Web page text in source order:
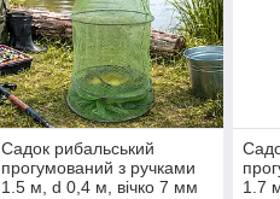
Садок рибальський
прогумований з ручками
1.5 м, d 0,4 м, вічко 7 мм
1.7